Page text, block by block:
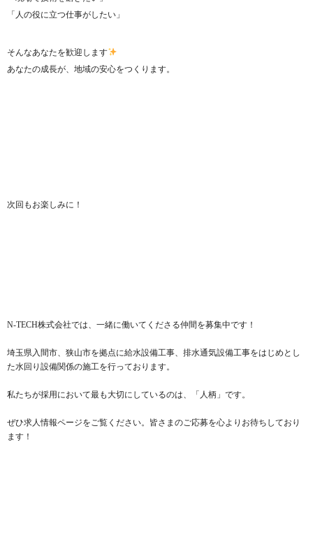
「人の役に立つ仕事がしたい」
そんなあなたを歓迎します
あなたの成長が、地域の安心をつくります。
次回もお楽しみに！
N-TECH株式会社では、一緒に働いてくださる仲間を募集中です！
埼玉県入間市、狭山市を拠点に給水設備工事、排水通気設備工事をはじめとし
た水回り設備関係の施工を行っております。
私たちが採用において最も大切にしているのは、「人柄」です。
ぜひ求人情報ページをご覧ください。皆さまのご応募を心よりお待ちしており
ます！